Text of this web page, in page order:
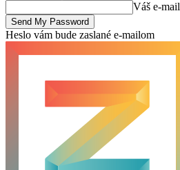
Váš e-mail
Heslo vám bude zaslané e-mailom